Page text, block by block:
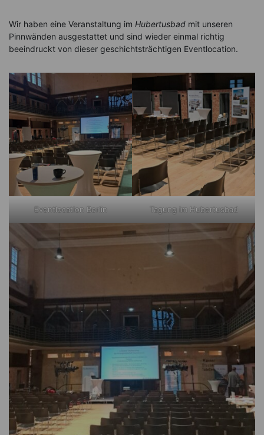
Wir haben eine Veranstaltung im Hubertusbad mit unseren
Pinnwänden ausgestattet und sind wieder einmal richtig
beeindruckt von dieser geschichtsträchtigen Eventlocation.
Eventlocation Berlin Tagung im Hubertusbad